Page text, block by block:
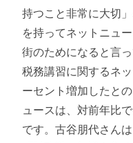
持つこと非常に大切
を持ってネットニュ
街のためになると言
税務講習に関するネ
ーセント増加したと
ュースは、対前年比
です。古谷朋代さん